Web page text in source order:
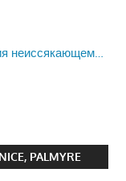
неиссякающем…
PALMYRE